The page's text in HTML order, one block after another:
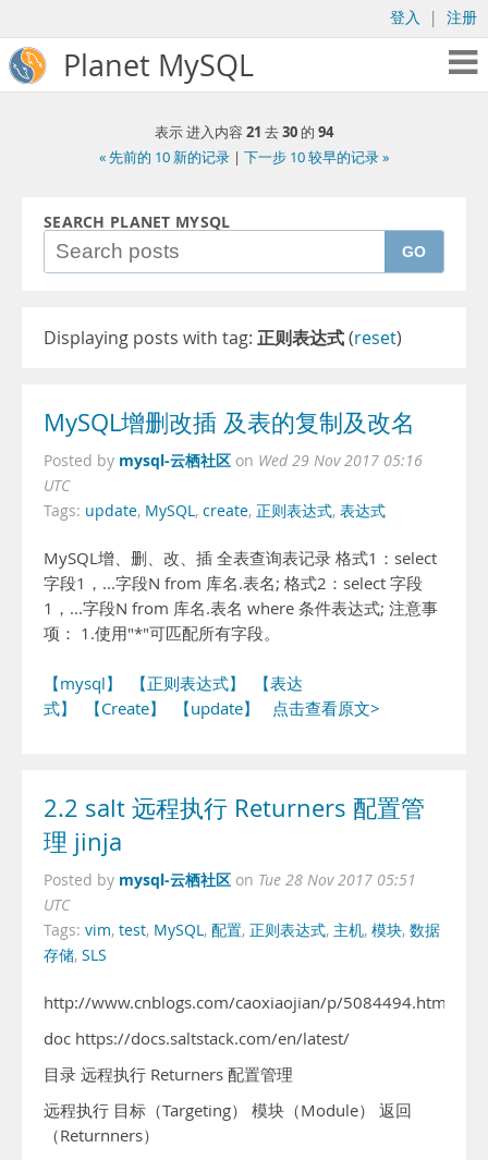
登入 | 注册
Planet MySQL
表示 进入内容 21 去30 的 94
« 先前的 10 新的记录 | 下一步 10 较早的记录 »
SEARCH PLANET MYSQL
GO
Displaying posts with tag: 正则表达式(reset)
MySQL增删改插 及表的复制及改名
Posted by mysql-云栖社区 on Wed 29 Nov 2017 05:16
UTC
Tags: update, MySQL, create, 正则表达式, 表达式
MySQL增、删、改、插 全表查询表记录 格式1：select
字段1，...字段N from 库名.表名; 格式2：select 字段
1，...字段N from 库名.表名 where 条件表达式; 注意事
项： 1.使用"*"可匹配所有字段。
【mysql】 【正则表达式】
【表达
式】
【Create】 【update】 点击查看原文>
2.2 salt 远程执行 Returners 配置管
理 jinja
Posted by mysql-云栖社区 on Tue 28 Nov 2017 05:51
UTC
Tags: vim, test, MySQL, 配置, 正则表达式, 主机, 模块, 数据
存储, SLS
http://www.cnblogs.com/caoxiaojian/p/5084494.html
doc https://docs.saltstack.com/en/latest/
目录 远程执行 Returners 配置管理
远程执行 目标（Targeting） 模块（Module） 返回
（Returnners）